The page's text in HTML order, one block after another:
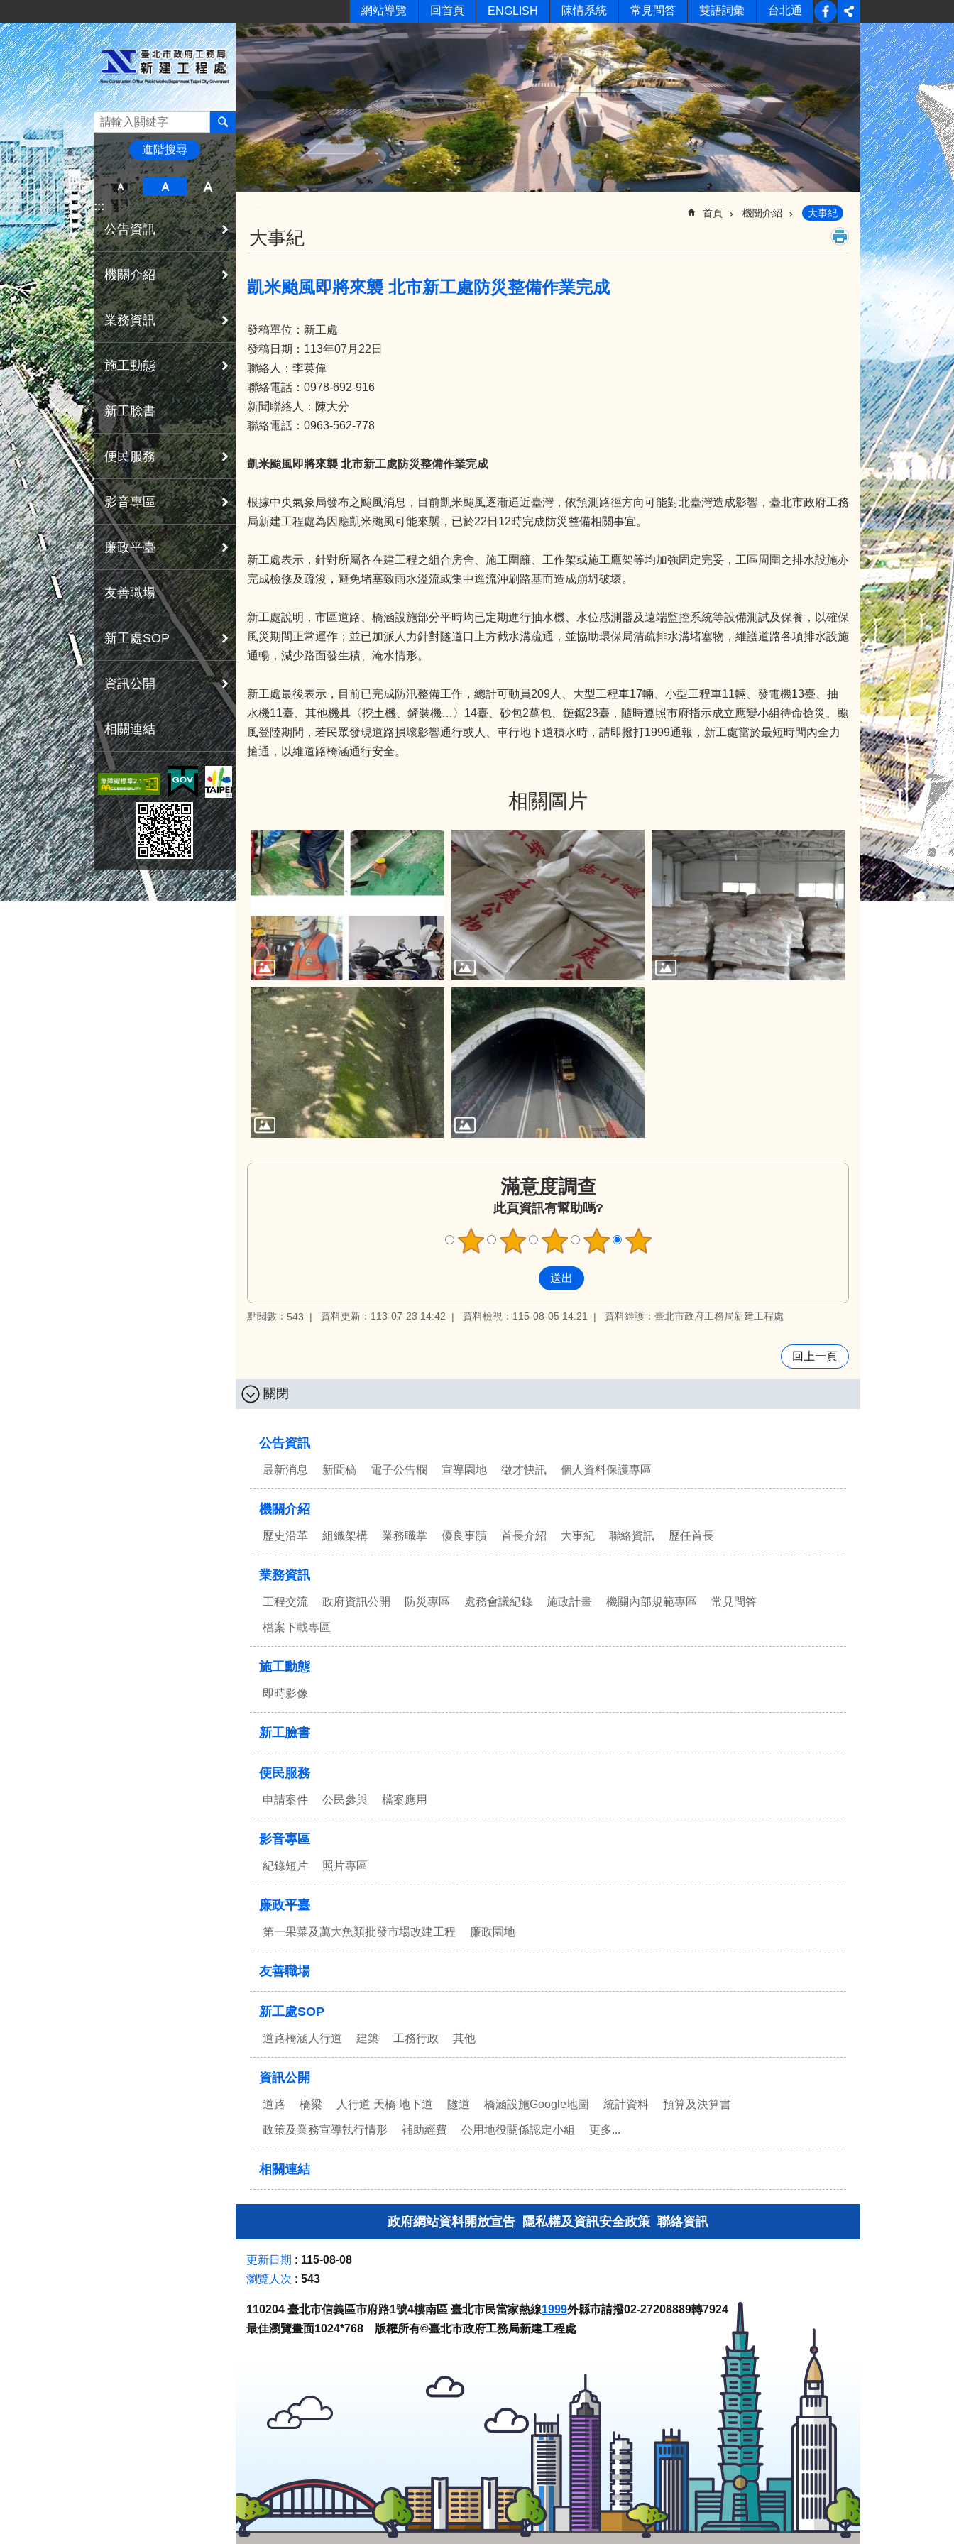
網站導覽 回首頁 ENGLISH 陳情系統 常見問答 雙語詞彙 台北通
進階搜尋
:::
公告資訊
機關介紹
業務資訊
施工動態
新工臉書
便民服務
影音專區
廉政平臺
友善職場
新工處SOP
資訊公開
相關連結
首頁 機關介紹 大事紀
大事紀
凱米颱風即將來襲 北市新工處防災整備作業完成
發稿單位：新工處
發稿日期：113年07月22日
聯絡人：李英偉
聯絡電話：0978-692-916
新聞聯絡人：陳大分
聯絡電話：0963-562-778
凱米颱風即將來襲 北市新工處防災整備作業完成
根據中央氣象局發布之颱風消息，目前凱米颱風逐漸逼近臺灣，依預測路徑方向可能對北臺灣造成影響，臺北市政府工務
局新建工程處為因應凱米颱風可能來襲，已於22日12時完成防災整備相關事宜。
新工處表示，針對所屬各在建工程之組合房舍、施工圍籬、工作架或施工鷹架等均加強固定完妥，工區周圍之排水設施亦
完成檢修及疏浚，避免堵塞致雨水溢流或集中逕流沖刷路基而造成崩坍破壞。
新工處說明，市區道路、橋涵設施部分平時均已定期進行抽水機、水位感測器及遠端監控系統等設備測試及保養，以確保
風災期間正常運作；並已加派人力針對隧道口上方截水溝疏通，並協助環保局清疏排水溝堵塞物，維護道路各項排水設施
通暢，減少路面發生積、淹水情形。
新工處最後表示，目前已完成防汛整備工作，總計可動員209人、大型工程車17輛、小型工程車11輛、發電機13臺、抽
水機11臺、其他機具〈挖土機、鏟裝機…〉14臺、砂包2萬包、鏈鋸23臺，隨時遵照市府指示成立應變小組待命搶災。颱
風登陸期間，若民眾發現道路損壞影響通行或人、車行地下道積水時，請即撥打1999通報，新工處當於最短時間內全力
搶通，以維道路橋涵通行安全。
相關圖片
滿意度調查
此頁資訊有幫助嗎?
點閱數： 543 資料更新：113-07-23 14:42 資料檢視：115-08-05 14:21 資料維護：臺北市政府工務局新建工程處
回上一頁
關閉
公告資訊
最新消息 新聞稿 電子公告欄 宣導園地 徵才快訊 個人資料保護專區
機關介紹
歷史沿革 組織架構 業務職掌 優良事蹟 首長介紹 大事紀 聯絡資訊 歷任首長
業務資訊
工程交流 政府資訊公開 防災專區 處務會議紀錄 施政計畫 機關內部規範專區 常見問答
檔案下載專區
施工動態
即時影像
新工臉書
便民服務
申請案件 公民參與 檔案應用
影音專區
紀錄短片 照片專區
廉政平臺
第一果菜及萬大魚類批發市場改建工程 廉政園地
友善職場
新工處SOP
道路橋涵人行道 建築 工務行政 其他
資訊公開
道路 橋梁 人行道 天橋 地下道 隧道 橋涵設施Google地圖 統計資料 預算及決算書
政策及業務宣導執行情形 補助經費 公用地役關係認定小組 更多...
相關連結
政府網站資料開放宣告 隱私權及資訊安全政策 聯絡資訊
更新日期
115-08-08
瀏覽人次
543
110204 臺北市信義區市府路1號4樓南區 臺北市民當家熱線1999外縣市請撥02-27208889轉7924
最佳瀏覽畫面1024*768 版權所有©臺北市政府工務局新建工程處